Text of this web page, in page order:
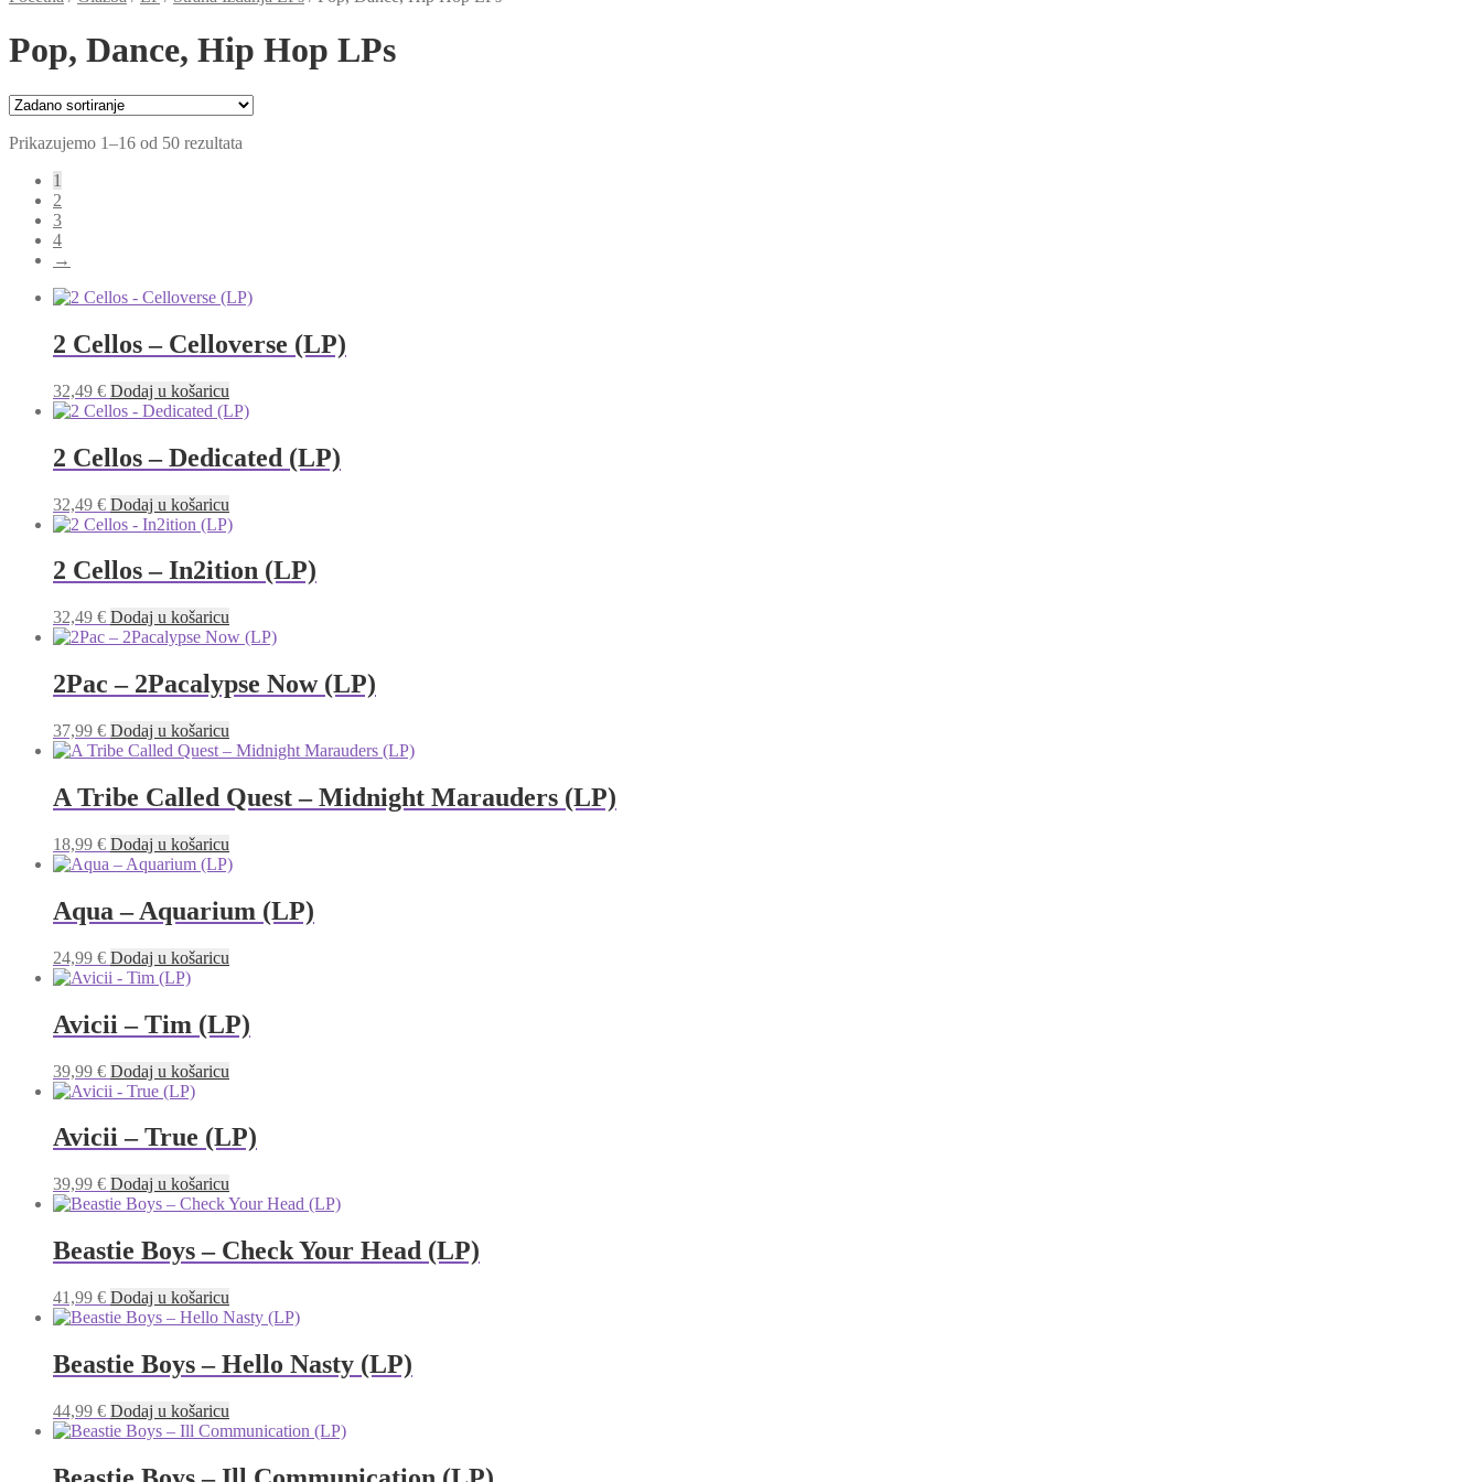
Pop, Dance, Hip Hop LPs
Prikazujemo 1–16 od 50 rezultata
1
2
3
4
→
2 Cellos – Celloverse (LP)
32,49 € Dodaj u košaricu
2 Cellos – Dedicated (LP)
32,49 € Dodaj u košaricu
2 Cellos – In2ition (LP)
32,49 € Dodaj u košaricu
2Pac – 2Pacalypse Now (LP)
37,99 € Dodaj u košaricu
A Tribe Called Quest – Midnight Marauders (LP)
18,99 € Dodaj u košaricu
Aqua – Aquarium (LP)
24,99 € Dodaj u košaricu
Avicii – Tim (LP)
39,99 € Dodaj u košaricu
Avicii – True (LP)
39,99 € Dodaj u košaricu
Beastie Boys – Check Your Head (LP)
41,99 € Dodaj u košaricu
Beastie Boys – Hello Nasty (LP)
44,99 € Dodaj u košaricu